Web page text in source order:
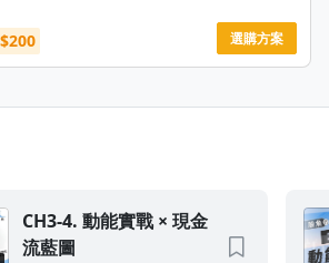
5 小時
不限次數觀看
：
01/14上架
選購方案
CH3-4. 動能實戰 × 現金
流藍圖
1.5x